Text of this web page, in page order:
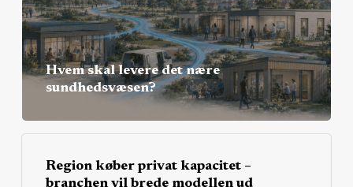
Hvem skal levere det nære
sundhedsvæsen?
Region køber privat kapacitet –